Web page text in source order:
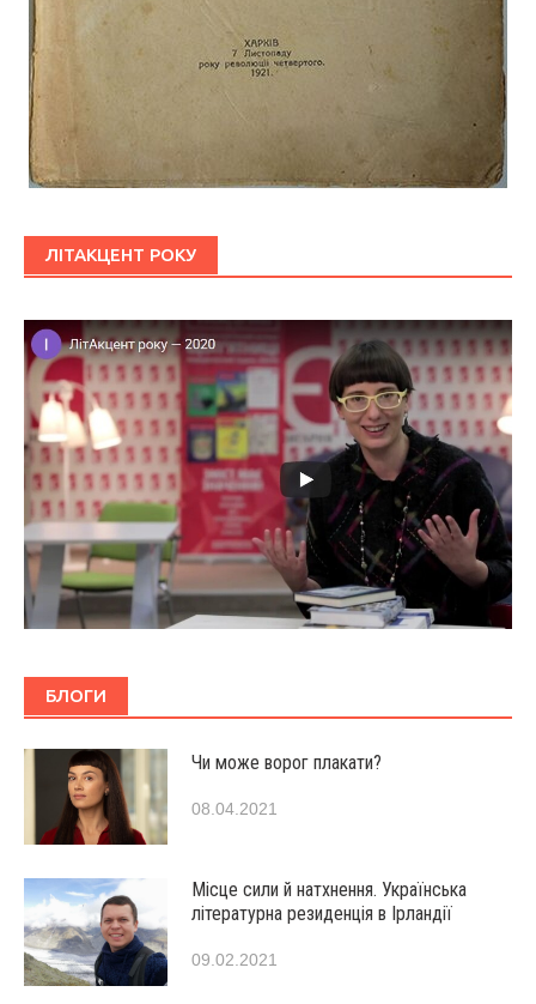
ЛІТАКЦЕНТ РОКУ
БЛОГИ
Чи може ворог плакати?
08.04.2021
Місце сили й натхнення. Українська
літературна резиденція в Ірландії
09.02.2021